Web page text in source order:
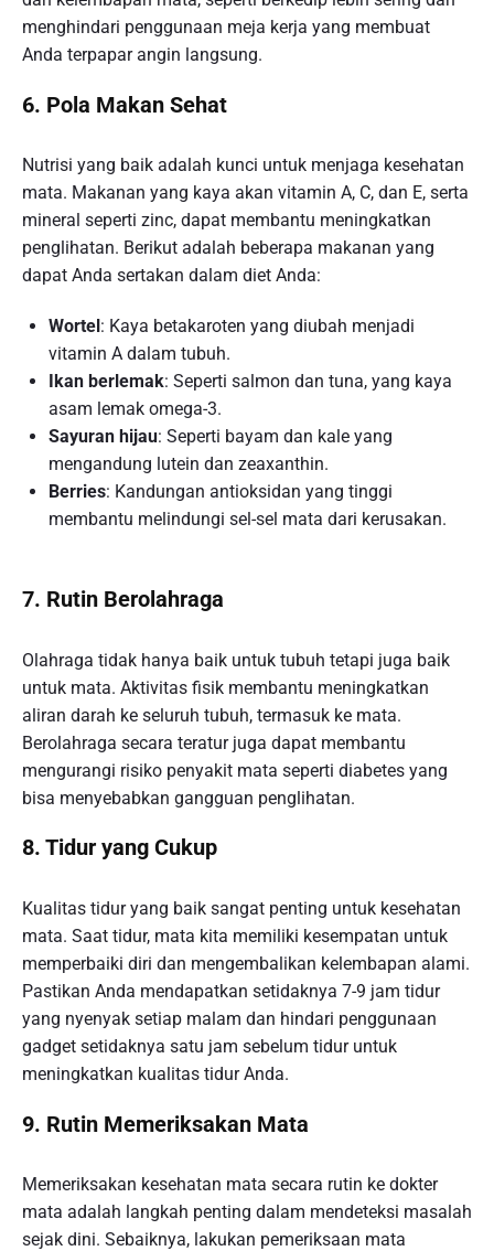
menghindari penggunaan meja kerja yang membuat
Anda terpapar angin langsung.
6. Pola Makan Sehat
Nutrisi yang baik adalah kunci untuk menjaga kesehatan
mata. Makanan yang kaya akan vitamin A, C, dan E, serta
mineral seperti zinc, dapat membantu meningkatkan
penglihatan. Berikut adalah beberapa makanan yang
dapat Anda sertakan dalam diet Anda:
Wortel : Kaya betakaroten yang diubah menjadi
vitamin A dalam tubuh.
Ikan berlemak: Seperti salmon dan tuna, yang kaya
asam lemak omega-3.
Sayuran hijau: Seperti bayam dan kale yang
mengandung lutein dan zeaxanthin.
Berries: Kandungan antioksidan yang tinggi
membantu melindungi sel-sel mata dari kerusakan.
7. Rutin Berolahraga
Olahraga tidak hanya baik untuk tubuh tetapi juga baik
untuk mata. Aktivitas fisik membantu meningkatkan
aliran darah ke seluruh tubuh, termasuk ke mata.
Berolahraga secara teratur juga dapat membantu
mengurangi risiko penyakit mata seperti diabetes yang
bisa menyebabkan gangguan penglihatan.
8. Tidur yang Cukup
Kualitas tidur yang baik sangat penting untuk kesehatan
mata. Saat tidur, mata kita memiliki kesempatan untuk
memperbaiki diri dan mengembalikan kelembapan alami.
Pastikan Anda mendapatkan setidaknya 7-9 jam tidur
yang nyenyak setiap malam dan hindari penggunaan
gadget setidaknya satu jam sebelum tidur untuk
meningkatkan kualitas tidur Anda.
9. Rutin Memeriksakan Mata
Memeriksakan kesehatan mata secara rutin ke dokter
mata adalah langkah penting dalam mendeteksi masalah
sejak dini. Sebaiknya, lakukan pemeriksaan mata